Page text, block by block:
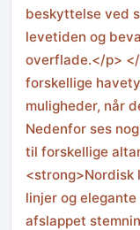
beskyttelse ved
levetiden og
overflade.</p>
forskellige
muligheder, når
Nedenfor ses
til forskellige
linjer og
afslappet